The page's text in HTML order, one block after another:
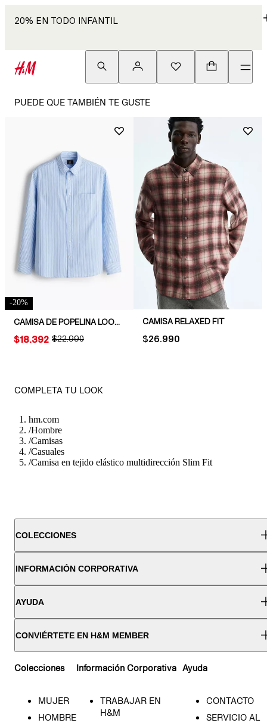
20% EN TODO INFANTIL
PUEDE QUE TAMBIÉN TE GUSTE
-20%
CAMISA DE POPELINA LOOSE FIT
ORIGINAL PRICE:
$22.990
PRICE:
$18.392
CAMISA RELAXED FIT
PRICE:
$26.990
COMPLETA TU LOOK
hm.com
/Hombre
/Camisas
/Casuales
/Camisa en tejido elástico multidirección Slim Fit
COLECCIONES
INFORMACIÓN CORPORATIVA
AYUDA
CONVIÉRTETE EN H&M MEMBER
Colecciones
MUJER
HOMBRE
Información Corporativa
TRABAJAR EN
H&M
Ayuda
CONTACTO
SERVICIO AL